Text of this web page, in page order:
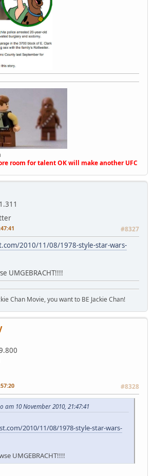
room for talent OK will make another UFC
#8327
2010/11/08/1978-style-star-wars-
UMGEBRACHT!!!!
Chan Movie, you want to BE Jackie Chan!
#8328
am 10 November 2010, 21:47:41
2010/11/08/1978-style-star-wars-
UMGEBRACHT!!!!